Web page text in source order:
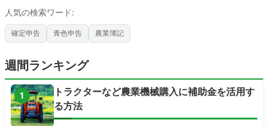
人気の検索ワード:
確定申告 青色申告 農業簿記
週間ランキング
1
トラクターなど農業機械購入に補助金を活用す
る方法